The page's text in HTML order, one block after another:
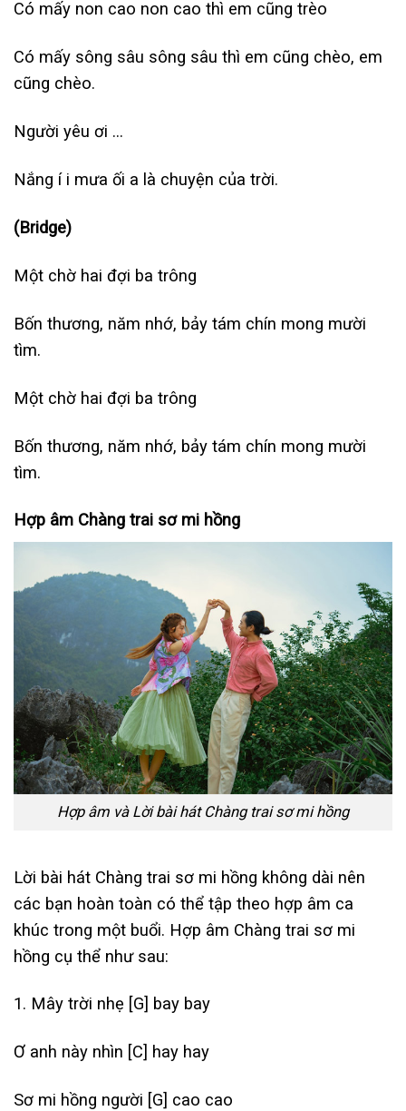
Có mấy non cao non cao thì em cũng trèo
Có mấy sông sâu sông sâu thì em cũng chèo, em
cũng chèo.
Người yêu ơi …
Nắng í i mưa ối a là chuyện của trời.
(Bridge)
Một chờ hai đợi ba trông
Bốn thương, năm nhớ, bảy tám chín mong mười
tìm.
Một chờ hai đợi ba trông
Bốn thương, năm nhớ, bảy tám chín mong mười
tìm.
Hợp âm Chàng trai sơ mi hồng
Hợp âm và Lời bài hát Chàng trai sơ mi hồng
Lời bài hát Chàng trai sơ mi hồng không dài nên
các bạn hoàn toàn có thể tập theo hợp âm ca
khúc trong một buổi. Hợp âm Chàng trai sơ mi
hồng cụ thể như sau:
1. Mây trời nhẹ [G] bay bay
Ơ anh này nhìn [C] hay hay
Sơ mi hồng người [G] cao cao